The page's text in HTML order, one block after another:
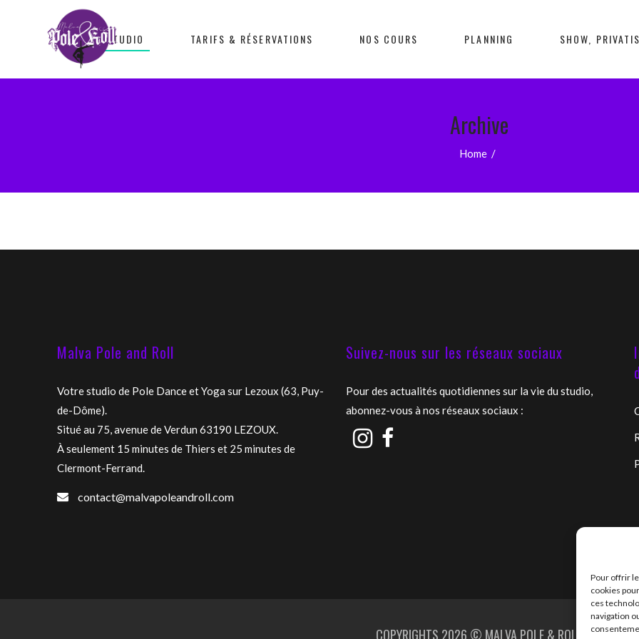
Pour offrir
cookies
ces
navigation
LE STUDIO TARIFS & RÉSERVATIONS NOS COURS PLANNING SHOW,
Archive
Home/
Malva Pole and Roll
Votre studio de Pole Dance et Yoga sur Lezoux (63, Puy-
de-Dôme).
Situé au 75, avenue de Verdun 63190 LEZOUX.
À seulement 15 minutes de Thiers et 25 minutes de
Clermont-Ferrand.
contact@malvapoleandroll.com
Suivez-nous sur les réseaux sociaux
Pour des actualités quotidiennes sur la vie du studio,
abonnez-vous à nos réseaux sociaux :
COPYRIGHTS 2026 © MALVA POLE & ROLL